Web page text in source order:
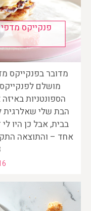
פנקייקס
מדובר בפנקייקס
מושלם
הספונטניות
הבת שלי שאלרגית
בבית, אבל כן היו
אחד – והתוצאה
3